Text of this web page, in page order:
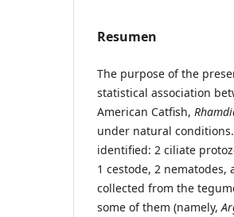
Resumen
The purpose of the
statistical association
American Catfish,
under natural
identified: 2 ciliate
1 cestode, 2 nematodes,
collected from the
some of them (namely,